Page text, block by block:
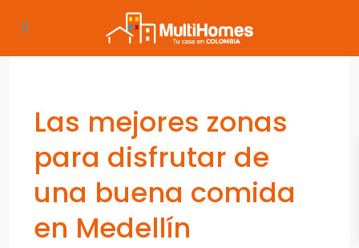
Las mejores zonas
para disfrutar de
una buena comida
en Medellín